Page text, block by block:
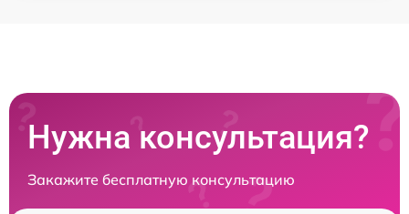
Нужна консультация?
Закажите бесплатную консультацию